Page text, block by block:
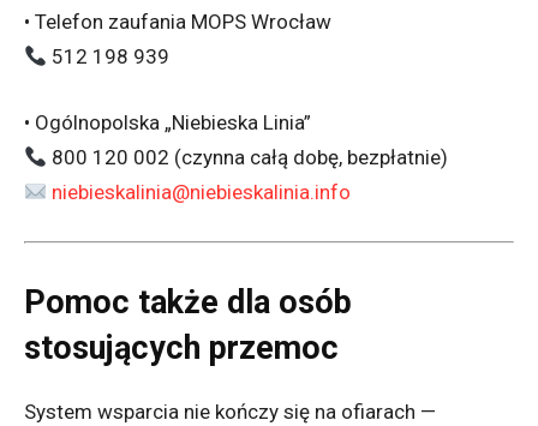
• Telefon zaufania MOPS Wrocław
512 198 939
• Ogólnopolska „Niebieska Linia”
800 120 002 (czynna całą dobę, bezpłatnie)
niebieskalinia@niebieskalinia.info
Pomoc także dla osób
stosujących przemoc
System wsparcia nie kończy się na ofiarach —